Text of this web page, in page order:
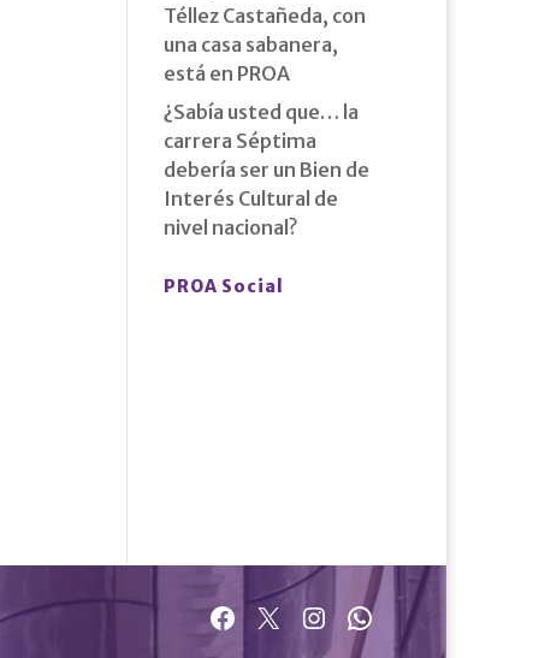
Téllez Castañeda, con
una casa sabanera,
está en PROA
¿Sabía usted que… la
carrera Séptima
debería ser un Bien de
Interés Cultural de
nivel nacional?
PROA Social
Facebook
X Instagram
WhatsApp